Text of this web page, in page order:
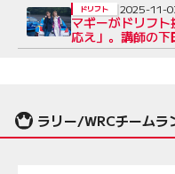
マギーがドリフ
応え」。講師の
ドリフト 2025-11-
ラリー/WRCチームラ